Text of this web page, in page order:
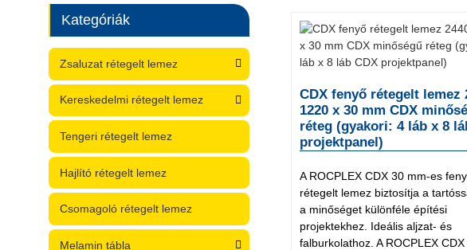
Kategóriák
Zsaluzat rétegelt lemez
Kereskedelmi rétegelt lemez
Tengeri rétegelt lemez
Hajlító rétegelt lemez
Csomagoló rétegelt lemez
Melamin tábla
CDX fenyő rétegelt lemez
1220 x 30 mm CDX
réteg (gyakori: 4 láb x 8
projektpanel)
A ROCPLEX CDX 30 mm-es
rétegelt lemez biztosítja a
a minőséget különféle építési
projektekhez. Ideális aljzat- és
falburkolathoz. A ROCPLEX